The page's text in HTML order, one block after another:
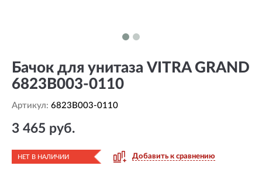
Бачок для унитаза VITRA GRAND
6823B003-0110
Артикул: 6823B003-0110
3 465 руб.
НЕТ В НАЛИЧИИ Добавить к сравнению